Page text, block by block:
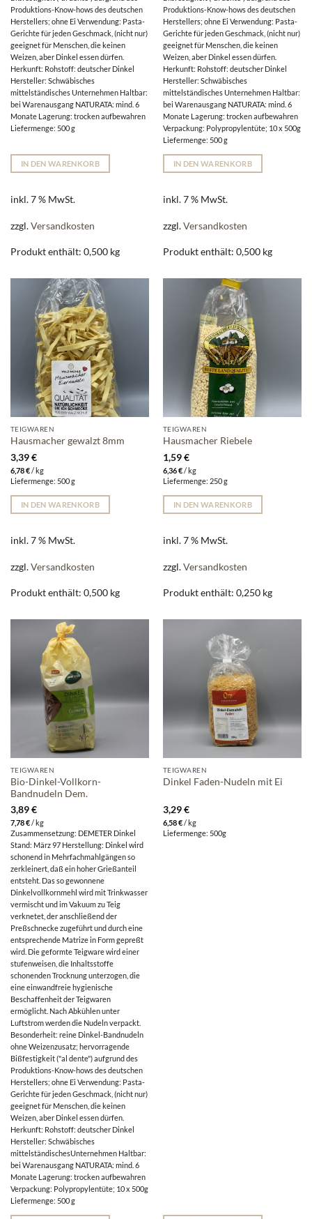
Produktions-Know-hows des deutschen
Herstellers; ohne Ei Verwendung: Pasta-
Gerichte für jeden Geschmack, (nicht nur)
geeignet für Menschen, die keinen
Weizen, aber Dinkel essen dürfen.
Herkunft: Rohstoff: deutscher Dinkel
Hersteller: Schwäbisches
mittelständisches Unternehmen Haltbar:
bei Warenausgang NATURATA: mind. 6
Monate Lagerung: trocken aufbewahren
Liefermenge: 500 g
IN DEN WARENKORB
inkl. 7 % MwSt.
zzgl.Versandkosten
Produkt enthält: 0,500 kg
Produktions-Know-hows des deutschen
Herstellers; ohne Ei Verwendung: Pasta-
Gerichte für jeden Geschmack, (nicht nur)
geeignet für Menschen, die keinen
Weizen, aber Dinkel essen dürfen.
Herkunft: Rohstoff: deutscher Dinkel
Hersteller: Schwäbisches
mittelständisches Unternehmen Haltbar:
bei Warenausgang NATURATA: mind. 6
Monate Lagerung: trocken aufbewahren
Verpackung: Polypropylentüte; 10 x 500g
Liefermenge: 500 g
IN DEN WARENKORB
inkl. 7 % MwSt.
zzgl.Versandkosten
Produkt enthält: 0,500 kg
TEIGWAREN
Hausmacher gewalzt 8mm
3,39€
6,78€/kg
Liefermenge: 500 g
IN DEN WARENKORB
inkl. 7 % MwSt.
zzgl.Versandkosten
Produkt enthält: 0,500 kg
TEIGWAREN
Hausmacher Riebele
1,59€
6,36€/kg
Liefermenge: 250 g
IN DEN WARENKORB
inkl. 7 % MwSt.
zzgl.Versandkosten
Produkt enthält: 0,250 kg
TEIGWAREN
Bio-Dinkel-Vollkorn-
Bandnudeln Dem.
3,89€
7,78€/ kg
Zusammensetzung: DEMETER Dinkel
Stand: März 97 Herstellung: Dinkel wird
schonend in Mehrfachmahlgängen so
zerkleinert, daß ein hoher Grießanteil
entsteht. Das so gewonnene
Dinkelvollkornmehl wird mit Trinkwasser
vermischt und im Vakuum zu Teig
verknetet, der anschließend der
Preßschnecke zugeführt und durch eine
entsprechende Matrize in Form gepreßt
wird. Die geformte Teigware wird einer
stufenweisen, die Inhaltsstoffe
schonenden Trocknung unterzogen, die
eine einwandfreie hygienische
Beschaffenheit der Teigwaren
ermöglicht. Nach Abkühlen unter
Luftstrom werden die Nudeln verpackt.
Besonderheit: reine Dinkel-Bandnudeln
ohne Weizenzusatz; hervorragende
Bißfestigkeit ("al dente") aufgrund des
Produktions-Know-hows des deutschen
Herstellers; ohne Ei Verwendung: Pasta-
Gerichte für jeden Geschmack, (nicht nur)
geeignet für Menschen, die keinen
Weizen, aber Dinkel essen dürfen.
Herkunft: Rohstoff: deutscher Dinkel
Hersteller: Schwäbisches
mittelständischesUnternehmen Haltbar:
bei Warenausgang NATURATA: mind. 6
Monate Lagerung: trocken aufbewahren
Verpackung: Polypropylentüte; 10 x 500g
Liefermenge: 500 g
TEIGWAREN
Dinkel Faden-Nudeln mit Ei
3,29€
6,58€/ kg
Liefermenge: 500g